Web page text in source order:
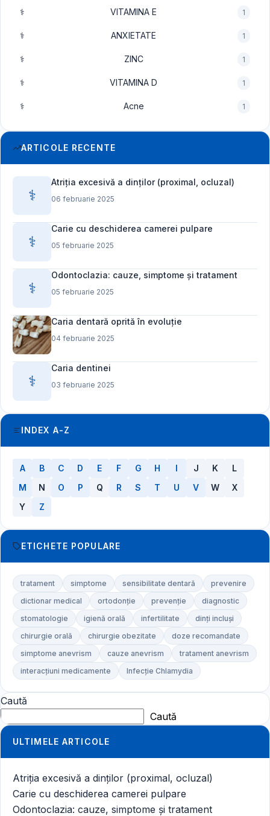
⚕️ VITAMINA E 1
⚕️ ANXIETATE 1
⚕️ ZINC 1
⚕️ VITAMINA D 1
⚕️ Acne 1
ARTICOLE RECENTE
⚕️
Atriția excesivă a dinților (proximal, ocluzal)
06 februarie 2025
⚕️
Carie cu deschiderea camerei pulpare
05 februarie 2025
⚕️
Odontoclazia: cauze, simptome și tratament
05 februarie 2025
Caria dentară oprită în evoluție
04 februarie 2025
⚕️
Caria dentinei
03 februarie 2025
INDEX A-Z
A B C D E F G H I J K
L
M
N O P Q R S T U V W
X
Y
Z
ETICHETE POPULARE
tratament simptome sensibilitate dentară
prevenire
dictionar medical
ortodonție prevenție
diagnostic
stomatologie
igienă orală infertilitate
dinți incluși
chirurgie orală
chirurgie obezitate
doze recomandate
simptome anevrism
cauze anevrism
tratament anevrism
interacțiuni medicamente
Infecție Chlamydia
Caută
Caută
ULTIMELE ARTICOLE
Atriția excesivă a dinților (proximal, ocluzal)
Carie cu deschiderea camerei pulpare
Odontoclazia: cauze, simptome și tratament